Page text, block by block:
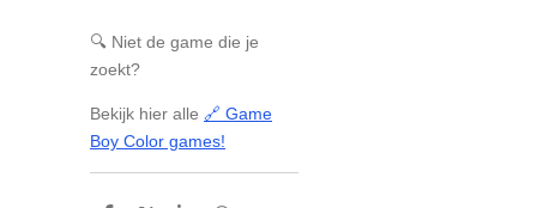
🔍 Niet de game die je
zoekt?
Bekijk hier alle 🔗 Game
Boy Color games!